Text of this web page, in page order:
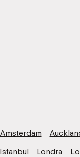
Amsterdam
Istanbul
Londra